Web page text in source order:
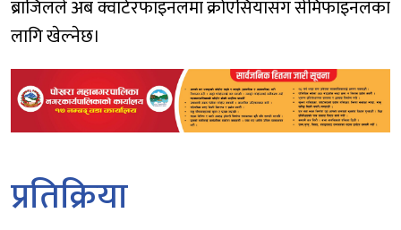
ब्राजिलले अब क्वार्टरफाइनलमा क्रोएसियासँग सेमिफाइनलका
लागि खेल्नेछ।
प्रतिक्रिया